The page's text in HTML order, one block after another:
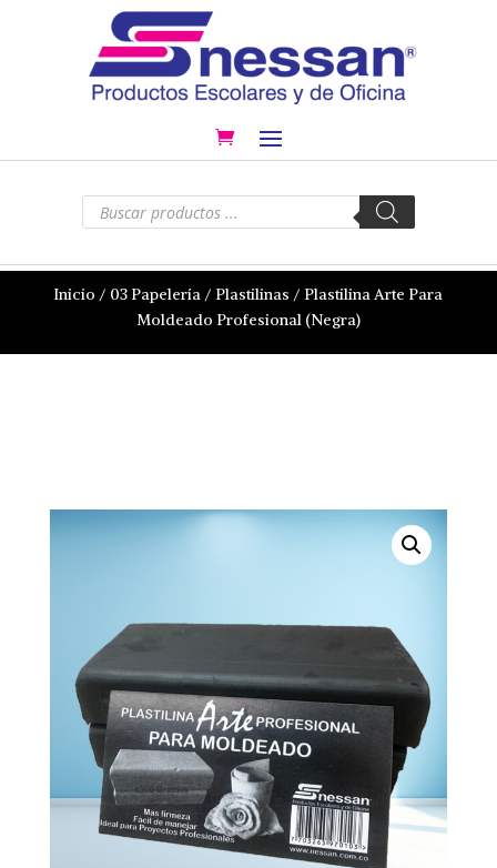
Búsqueda
productos
Inicio / 03 Papelería / Plastilinas / Plastilina Arte Para
Moldeado Profesional (Negra)